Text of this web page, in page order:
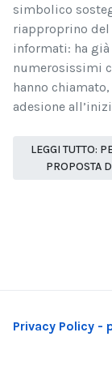
simbolico
riapproprino
informati: ha già
numerosissimi
hanno
adesione
LEGGI TUTTO:
PROPOSTA
Privacy Policy -